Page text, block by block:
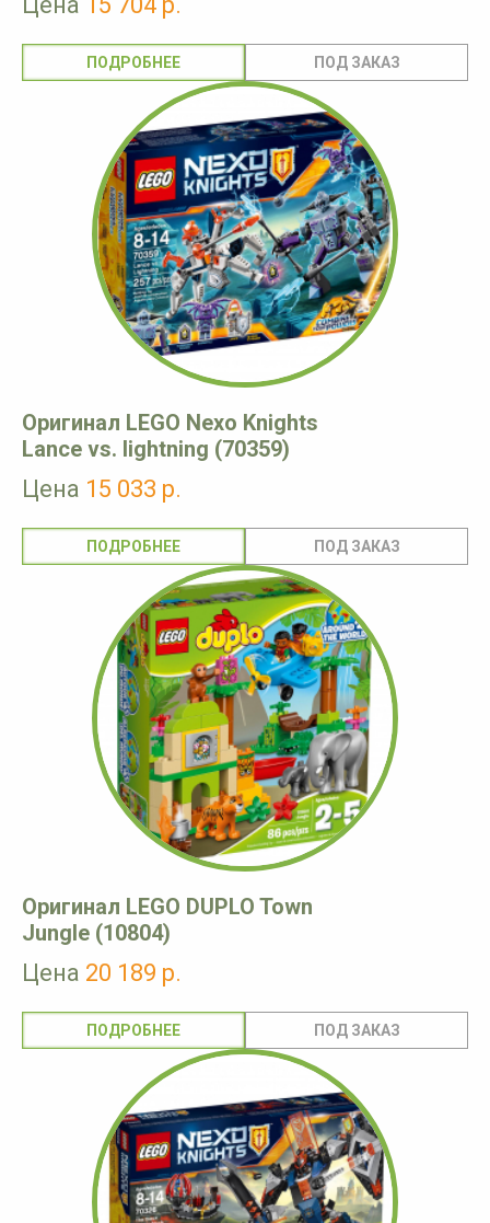
ПОДРОБНЕЕ
Оригинал LEGO Nexo Knights
Lance vs. lightning (70359)
Цена 15 033 р.
ПОДРОБНЕЕ
Оригинал LEGO DUPLO Town
Jungle (10804)
Цена 20 189 р.
ПОДРОБНЕЕ